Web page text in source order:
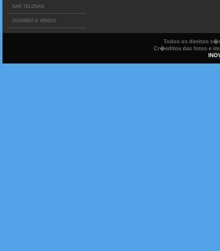
NAS TELONAS
OUVINDO E VENDO
Todos os direitos
Cr�editos das fotos e